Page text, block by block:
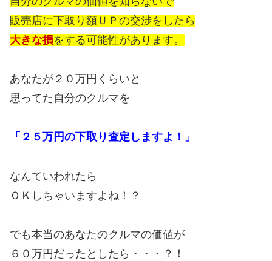
販売店に下取り額ＵＰの交渉をしたら
大きな損をする可能性があります。
あなたが２０万円くらいと
思ってた自分のクルマを
「２５万円の下取り査定しますよ！」
なんていわれたら
ＯＫしちゃいますよね！？
でも本当のあなたのクルマの価値が
６０万円だったとしたら・・・？！